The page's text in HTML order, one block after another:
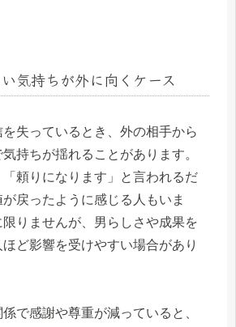
気持ちが外に向くケース
失っているとき、外の相手から
持ちが揺れることがあります。
「頼りになります」と言われるだ
戻ったように感じる人もいま
りませんが、男らしさや成果を
ど影響を受けやすい場合があり
で感謝や尊重が減っていると、